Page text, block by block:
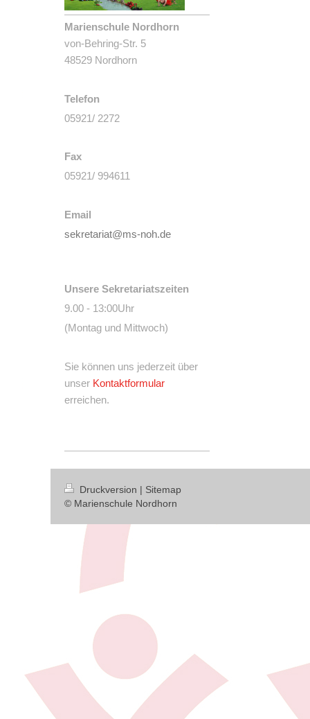
Marienschule Nordhorn
von-Behring-Str. 5
48529 Nordhorn
Telefon
05921/ 2272
Fax
05921/ 994611
Email
sekretariat@ms-noh.de
Unsere Sekretariatszeiten
9.00 - 13:00Uhr
(Montag und Mittwoch)
Sie können uns jederzeit über
unser Kontaktformular
erreichen.
Druckversion | Sitemap
© Marienschule Nordhorn